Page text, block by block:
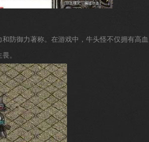
防御力著称。在游戏中，牛头怪不仅拥有高血
。